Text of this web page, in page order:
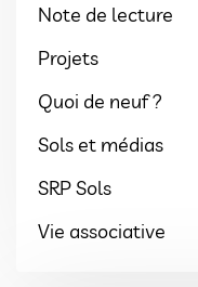
Note de lecture
Projets
Quoi de neuf ?
Sols et médias
SRP Sols
Vie associative